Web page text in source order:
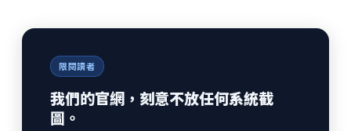
限閱讀者
我們的官網，刻意不放任何系統截
圖。